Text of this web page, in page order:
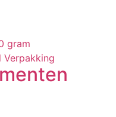
gram
Verpakking